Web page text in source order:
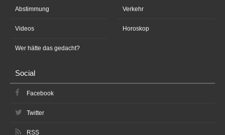
Abstimmung
Videos
Wer hätte das gedacht?
Verkehr
Horoskop
Social
Facebook
Twitter
RSS